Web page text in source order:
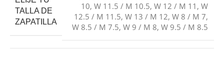
TALLA DE
ZAPATILLA
10, W 11.5 / M 10.5, W 12 / M 11 , W
12.5 / M 11.5, W 13 / M 12, W 8 / M 7,
W 8.5 / M 7.5, W 9 / M 8, W 9.5 / M 8.5